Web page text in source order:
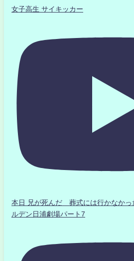
女子高生 サイキッカー
本日 兄が死んだ 葬式には行かなか
ルデン日浦劇場パート7